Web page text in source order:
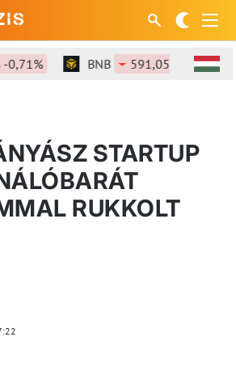
BNB 591,05$ -1,12%
STARTUP
RUKKOLT